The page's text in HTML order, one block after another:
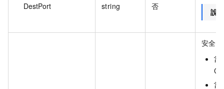
DestPort string 否
說明
安全
當
當